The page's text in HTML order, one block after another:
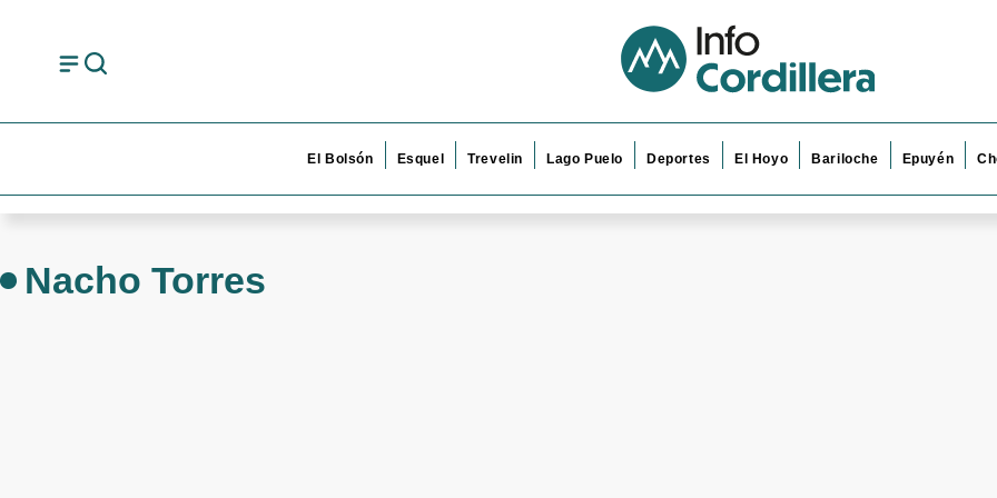
El Bolsón Esquel Trevelin Lago Puelo Deportes El Hoyo Bariloche Epuyén
Nacho Torres